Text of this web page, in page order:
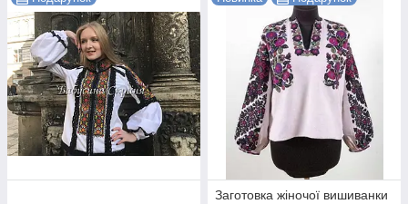
Заготовка жіночої вишиванки